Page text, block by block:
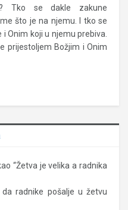
Tko se dakle zakune
što je na njemu. I tko se
Onim koji u njemu prebiva.
prijestoljem Božjim i Onim
“Žetva je velika a radnika
radnike pošalje u žetvu